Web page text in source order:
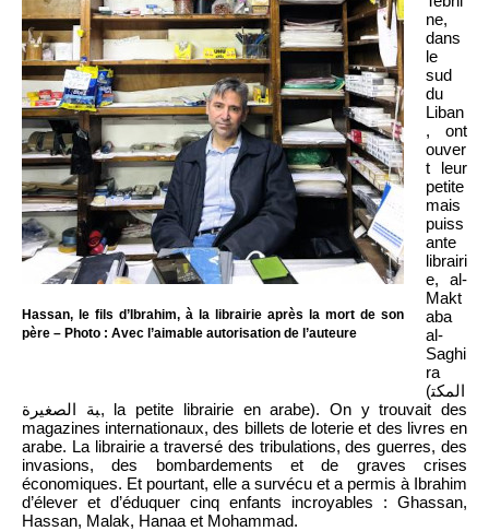
Hassan, le fils d’Ibrahim, à la librairie après la mort de son
père – Photo : Avec l’aimable autorisation de l’auteure
ne,
dans
le
sud
du
Liban
, ont
ouver
t leur
petite
mais
puiss
ante
librairi
e, al-
Makt
aba
al-
Saghi
ra
(المكت
بة الصغيرة, la petite librairie en arabe). On y trouvait des
magazines internationaux, des billets de loterie et des livres en
arabe. La librairie a traversé des tribulations, des guerres, des
invasions, des bombardements et de graves crises
économiques. Et pourtant, elle a survécu et a permis à Ibrahim
d’élever et d’éduquer cinq enfants incroyables : Ghassan,
Hassan, Malak, Hanaa et Mohammad.